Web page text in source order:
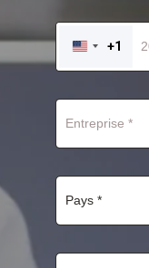
UNITED
STATES
+1